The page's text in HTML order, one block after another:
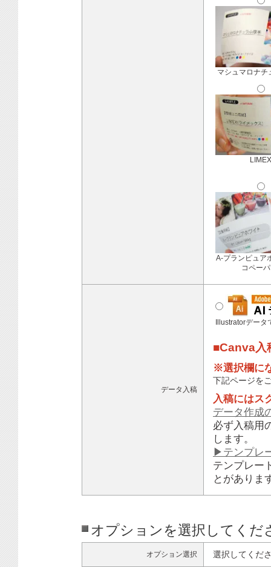
マシュマロナチ
A-プランピュア
コペー
データ入稿
Illustratorデータ
■Canva入
※選択欄に
下記ページを
入稿にはス
データ作成
必ず入稿用
します。
▶テンプレ
テンプレー
とがありま
オプションを選択してくだ
オプション選択 選択してくだ